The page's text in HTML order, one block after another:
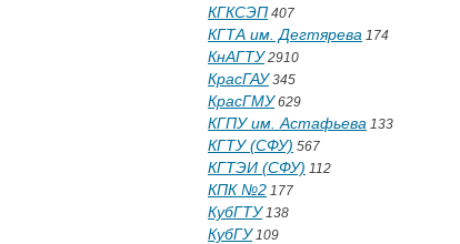
КГКСЭП 407
КГТА им. Дегтярева 174
КнАГТУ2910
КрасГАУ345
КрасГМУ629
КГПУ им. Астафьева 133
КГТУ (СФУ) 567
КГТЭИ (СФУ) 112
КПК №2 177
КубГТУ138
КубГУ109